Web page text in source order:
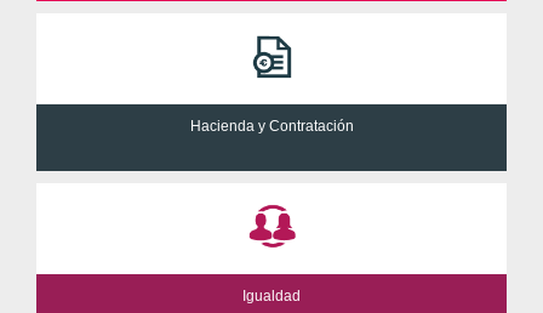
Hacienda y Contratación
Igualdad